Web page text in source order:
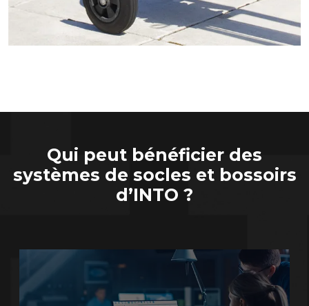
Qui peut bénéficier des
systèmes de socles et bossoirs
d’INTO ?